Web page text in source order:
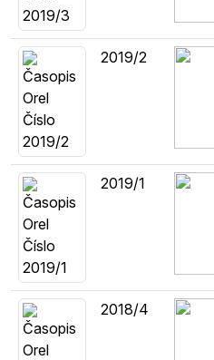
2019/2
2019/1
2018/4